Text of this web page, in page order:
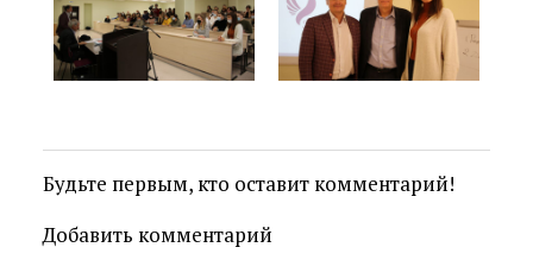
Будьте первым, кто оставит комментарий!
Добавить комментарий